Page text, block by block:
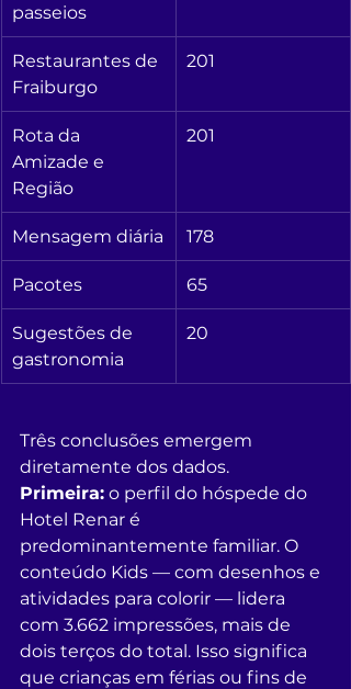
passeios
Restaurantes de
Fraiburgo
201
Rota da
Amizade e
Região
201
Mensagem diária 178
Pacotes 65
Sugestões de
gastronomia
20
Três conclusões emergem
diretamente dos dados.
Primeira: o perfil do hóspede do
Hotel Renar é
predominantemente familiar. O
conteúdo Kids — com desenhos e
atividades para colorir — lidera
com 3.662 impressões, mais de
dois terços do total. Isso significa
que crianças em férias ou fins de